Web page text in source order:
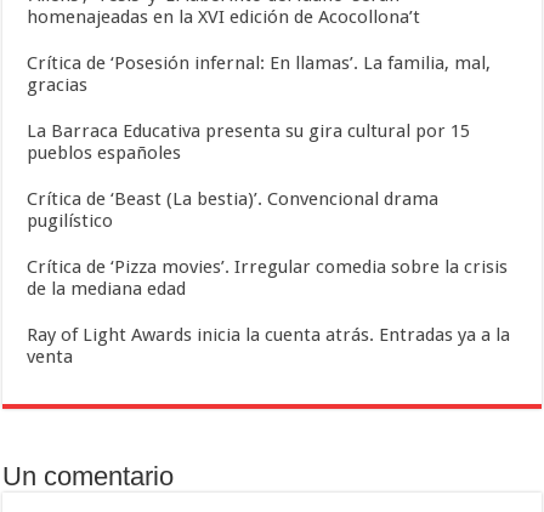
homenajeadas en la XVI edición de Acocollona’t
Crítica de ‘Posesión infernal: En llamas’. La familia, mal,
gracias
La Barraca Educativa presenta su gira cultural por 15
pueblos españoles
Crítica de ‘Beast (La bestia)’. Convencional drama
pugilístico
Crítica de ‘Pizza movies’. Irregular comedia sobre la crisis
de la mediana edad
Ray of Light Awards inicia la cuenta atrás. Entradas ya a la
venta
Un comentario